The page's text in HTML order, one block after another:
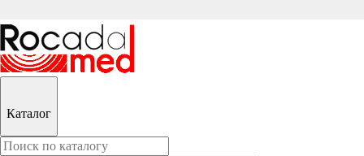
Каталог